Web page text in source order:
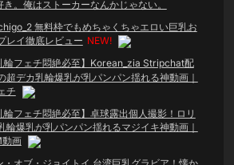
き。俺はストーカーなんかじゃない。
無料枠でもめちゃくちゃエロい巨乳お
レイ徹底レビュー NEW!
輪フェチ悶絶必至】Korean_zia Stripchat配
超デカ乳輪爆乳が乳パンパン揺れる神動画｜
チ
輪フェチ悶絶必至】卓球露出個人撮影！ロリ
輪爆乳が乳パンパン揺れるマジイキ神動画｜
画